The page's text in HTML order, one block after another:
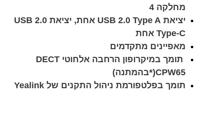
מחלקה 4
יציאת USB 2.0 Type A אחת, יציאת USB 2.0
Type-C אחת
מאפיינים מתקדמים
תומך במיקרופון הרחבה אלחוטי DECT
CPW65(*בהמתנה)
תומך בפלטפורמת ניהול התקנים של Yealink